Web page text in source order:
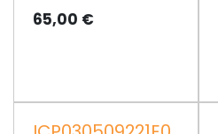
65,00 €